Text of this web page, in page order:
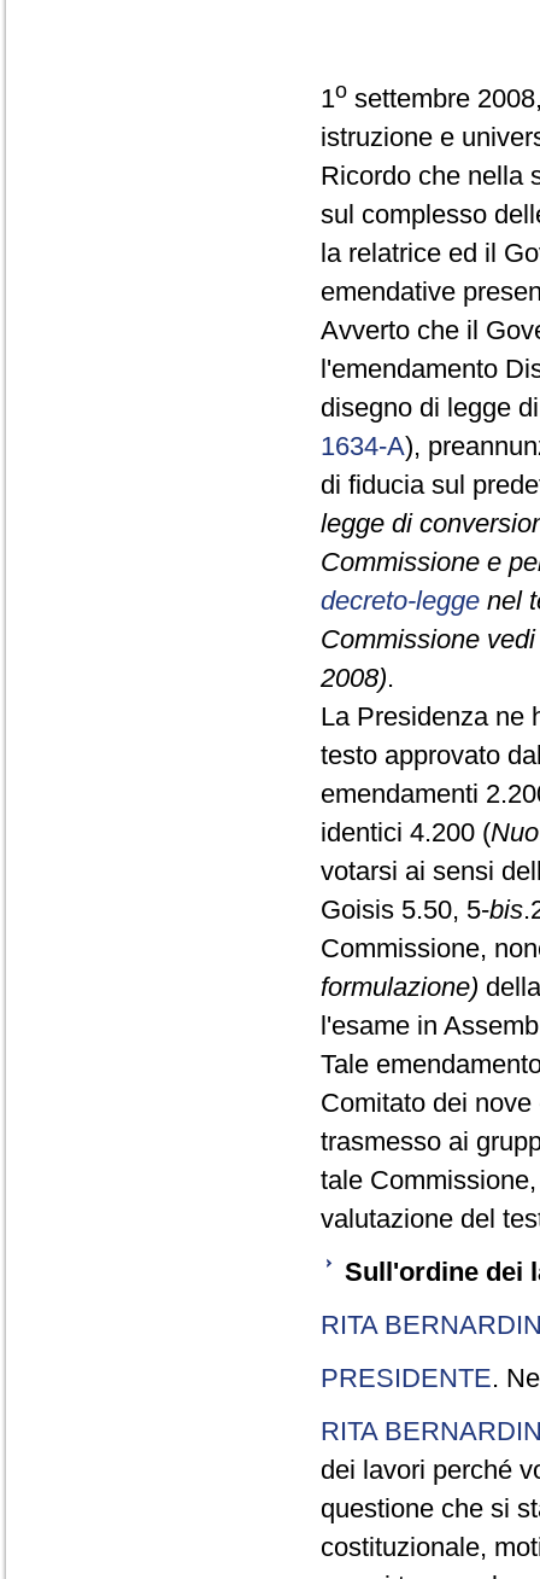
1o settembre
istruzione e
Ricordo che nella
sul complesso
la relatrice ed il
emendative
Avverto che il
l'emendamento
disegno di legge
1634-A),
di fiducia sul
legge di
Commissione e
decreto-legge nel
Commissione
2008).
La Presidenza ne
testo approvato
emendamenti
identici 4.200 (
votarsi ai sensi
Goisis 5.50, 5-bis
Commissione,
formulazione)
l'esame in
Tale
Comitato dei
trasmesso ai
tale
valutazione del
Sull'ordine dei
RITA
PRESIDENTE.
RITA
dei lavori perché
questione che si
costituzionale,